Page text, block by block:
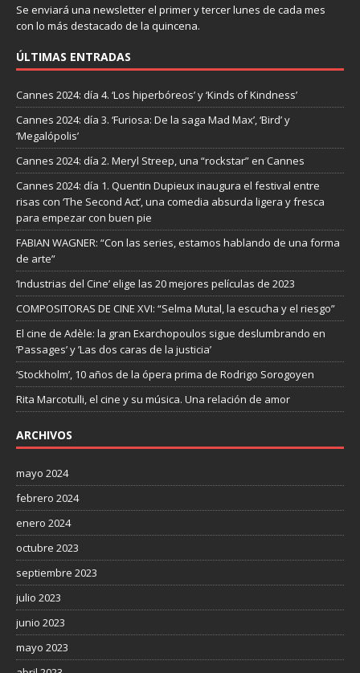
Se enviará una newsletter el primer y tercer lunes de cada mes
con lo más destacado de la quincena.
ÚLTIMAS ENTRADAS
Cannes 2024: día 4. ‘Los hiperbóreos’ y ‘Kinds of Kindness’
Cannes 2024: día 3. ‘Furiosa: De la saga Mad Max’, ‘Bird’ y
‘Megalópolis’
Cannes 2024: día 2. Meryl Streep, una “rockstar” en Cannes
Cannes 2024: día 1. Quentin Dupieux inaugura el festival entre
risas con ‘The Second Act’, una comedia absurda ligera y fresca
para empezar con buen pie
FABIAN WAGNER: “Con las series, estamos hablando de una forma
de arte”
‘Industrias del Cine’ elige las 20 mejores películas de 2023
COMPOSITORAS DE CINE XVI: “Selma Mutal, la escucha y el riesgo”
El cine de Adèle: la gran Exarchopoulos sigue deslumbrando en
’Passages’ y ’Las dos caras de la justicia’
‘Stockholm’, 10 años de la ópera prima de Rodrigo Sorogoyen
Rita Marcotulli, el cine y su música. Una relación de amor
ARCHIVOS
mayo 2024
febrero 2024
enero 2024
octubre 2023
septiembre 2023
julio 2023
junio 2023
mayo 2023